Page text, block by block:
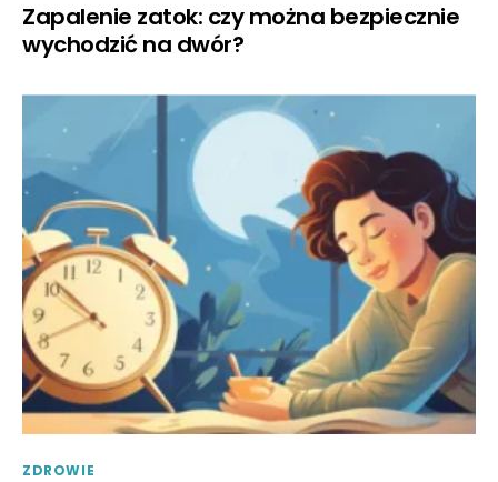
Zapalenie zatok: czy można bezpiecznie
wychodzić na dwór?
ZDROWIE